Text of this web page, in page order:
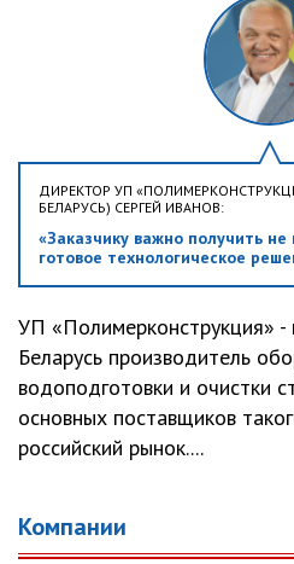
ДИРЕКТОР УП
БЕЛАРУСЬ) СЕРГЕЙ ИВАНОВ:
«Заказчику важно получить не
готовое технологическое
УП «Полимерконструкция» -
Беларусь производитель
водоподготовки и очистки
основных поставщиков
российский рынок....
Компании